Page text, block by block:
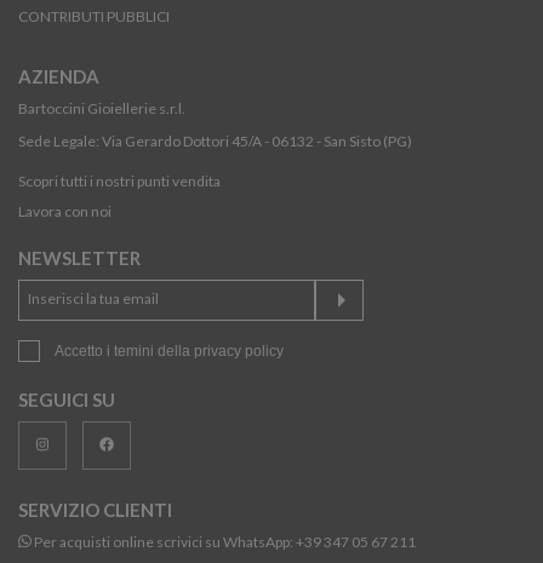
CONTRIBUTI PUBBLICI
AZIENDA
Bartoccini Gioiellerie s.r.l.
Sede Legale: Via Gerardo Dottori 45/A - 06132 - San Sisto (PG)
Scopri tutti i nostri punti vendita
Lavora con noi
NEWSLETTER
Accetto i temini della privacy policy
SEGUICI SU
SERVIZIO CLIENTI
Per acquisti online scrivici su WhatsApp: +39 347 05 67 211